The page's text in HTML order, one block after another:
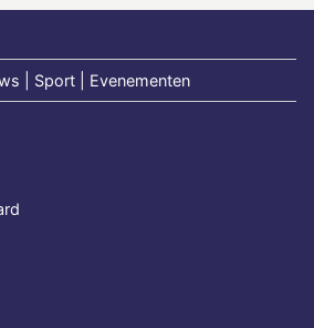
| Sport | Evenementen